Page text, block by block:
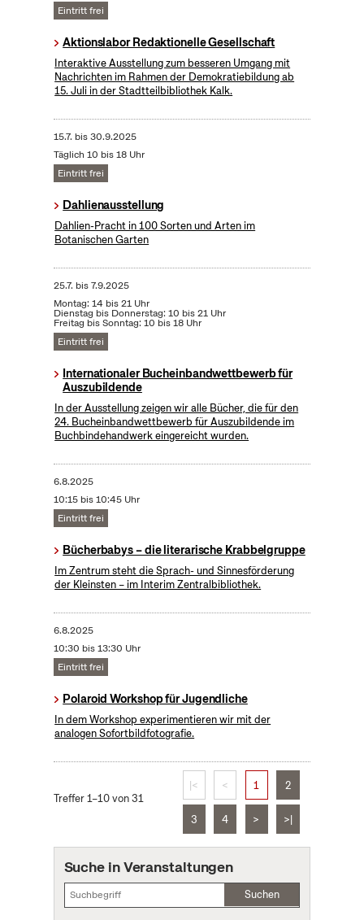
Eintritt frei
Aktionslabor Redaktionelle Gesellschaft
Interaktive Ausstellung zum besseren Umgang mit
Nachrichten im Rahmen der Demokratiebildung ab
15. Juli in der Stadtteilbibliothek Kalk.
15.7. bis30.9.2025
Täglich 10 bis 18 Uhr
Eintritt frei
Dahlienausstellung
Dahlien-Pracht in 100 Sorten und Arten im
Botanischen Garten
25.7. bis7.9.2025
Montag: 14 bis 21 Uhr
Dienstag bis Donnerstag: 10 bis 21 Uhr
Freitag bis Sonntag: 10 bis 18 Uhr
Eintritt frei
Internationaler Bucheinbandwettbewerb für
Auszubildende
In der Ausstellung zeigen wir alle Bücher, die für den
24. Bucheinbandwettbewerb für Auszubildende im
Buchbindehandwerk eingereicht wurden.
6.8.2025
10:15 bis 10:45 Uhr
Eintritt frei
Bücherbabys – die literarische Krabbelgruppe
Im Zentrum steht die Sprach- und Sinnesförderung
der Kleinsten – im Interim Zentralbibliothek.
6.8.2025
10:30 bis 13:30 Uhr
Eintritt frei
Polaroid Workshop für Jugendliche
In dem Workshop experimentieren wir mit der
analogen Sofortbildfotografie.
Treffer 1–10 von 31
|< < 1 2
3 4 > >|
Suche in Veranstaltungen
Suchen